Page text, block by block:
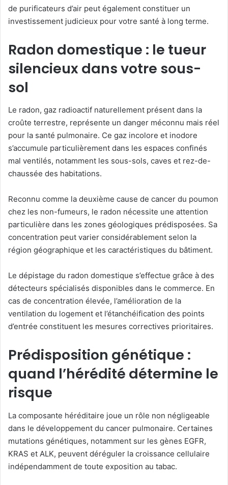
de purificateurs d’air peut également constituer un
investissement judicieux pour votre santé à long terme.
Radon domestique : le tueur
silencieux dans votre sous-
sol
Le radon, gaz radioactif naturellement présent dans la
croûte terrestre, représente un danger méconnu mais réel
pour la santé pulmonaire. Ce gaz incolore et inodore
s’accumule particulièrement dans les espaces confinés
mal ventilés, notamment les sous-sols, caves et rez-de-
chaussée des habitations.
Reconnu comme la deuxième cause de cancer du poumon
chez les non-fumeurs, le radon nécessite une attention
particulière dans les zones géologiques prédisposées. Sa
concentration peut varier considérablement selon la
région géographique et les caractéristiques du bâtiment.
Le dépistage du radon domestique s’effectue grâce à des
détecteurs spécialisés disponibles dans le commerce. En
cas de concentration élevée, l’amélioration de la
ventilation du logement et l’étanchéification des points
d’entrée constituent les mesures correctives prioritaires.
Prédisposition génétique :
quand l’hérédité détermine le
risque
La composante héréditaire joue un rôle non négligeable
dans le développement du cancer pulmonaire. Certaines
mutations génétiques, notamment sur les gènes EGFR,
KRAS et ALK, peuvent déréguler la croissance cellulaire
indépendamment de toute exposition au tabac.